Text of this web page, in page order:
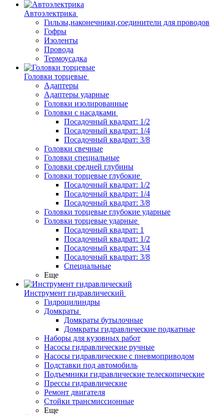
Автоэлектрика
Гильзы,наконечники,соединители для проводов
Гофры
Изоленты
Провода
Термоусадка
Головки торцевые
Адаптеры
Адаптеры ударные
Головки изолированные
Головки с насадками
Посадочный квадрат: 1/2
Посадочный квадрат: 1/4
Посадочный квадрат: 3/8
Головки свечные
Головки специальные
Головки средней глубины
Головки торцевые глубокие
Посадочный квадрат: 1/2
Посадочный квадрат: 1/4
Посадочный квадрат: 3/8
Головки торцевые глубокие ударные
Головки торцевые ударные
Посадочный квадрат: 1
Посадочный квадрат: 1/2
Посадочный квадрат: 3/4
Посадочный квадрат: 3/8
Специальные
Еще
Инструмент гидравлический
Гидроцилиндры
Домкраты
Домкраты бутылочные
Домкраты гидравлические подкатные
Наборы для кузовных работ
Насосы гидравлические ручные
Насосы гидравлические с пневмоприводом
Подставки под автомобиль
Подъемники гидравлические телескопические
Прессы гидравлические
Ремонт двигателя
Стойки трансмиссионные
Еще